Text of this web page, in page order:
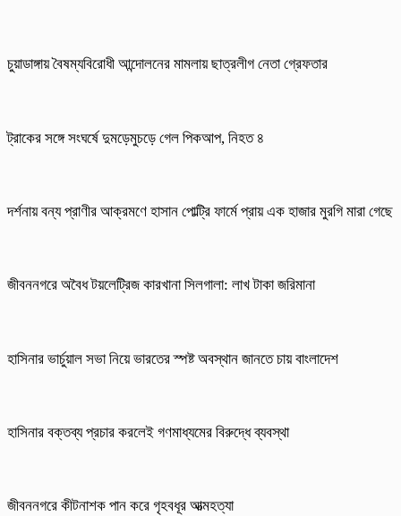
চুয়াডাঙ্গায় বৈষম্যবিরোধী আন্দোলনের মামলায় ছাত্রলীগ নেতা গ্রেফতার
ট্রাকের সঙ্গে সংঘর্ষে দুমড়েমুচড়ে গেল পিকআপ, নিহত ৪
দর্শনায় বন্য প্রাণীর আক্রমণে হাসান পোল্ট্রি ফার্মে প্রায় এক হাজার মুরগি মারা গেছে
জীবননগরে অবৈধ টয়লেট্রিজ কারখানা সিলগালা: লাখ টাকা জরিমানা
হাসিনার ভার্চুয়াল সভা নিয়ে ভারতের স্পষ্ট অবস্থান জানতে চায় বাংলাদেশ
হাসিনার বক্তব্য প্রচার করলেই গণমাধ্যমের বিরুদ্ধে ব্যবস্থা
জীবননগরে কীটনাশক পান করে গৃহবধূর আত্মহত্যা